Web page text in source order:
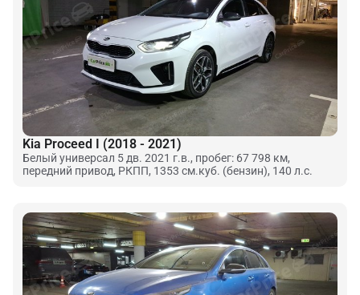
Kia Proceed I (2018 - 2021)
Белый универсал 5 дв. 2021 г.в., пробег: 67 798 км,
передний привод, РКПП, 1353 см.куб. (бензин), 140 л.с.